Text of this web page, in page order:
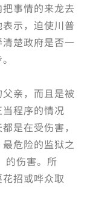
事情的来龙去
示，迫使川普
楚政府是否一
亲，而且是被
程序的情况
是在受伤害，
危险的监狱之
伤害。所
招或哗众取